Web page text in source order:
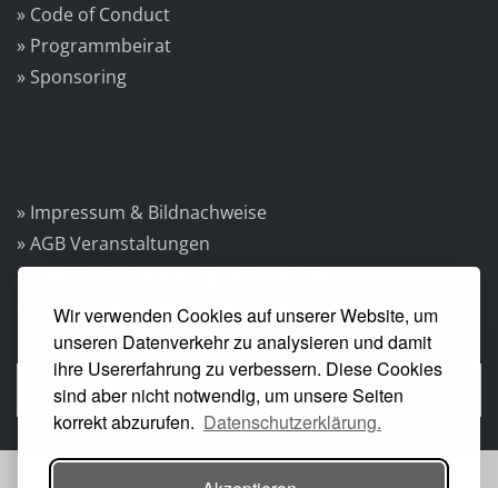
Wir verwenden Cookies auf unserer Website, um
unseren Datenverkehr zu analysieren und damit
ihre Usererfahrung zu verbessern. Diese Cookies
sind aber nicht notwendig, um unsere Seiten
korrekt abzurufen. Datenschutzerklärung.
» Code of Conduct
» Programmbeirat
» Sponsoring
» Impressum & Bildnachweise
» AGB Veranstaltungen
» Datenschutzerklärung Heise Medien
» Datenschutzerklärung Rheinwerk Verlag
» Cookie-Einstellungen ändern
» Vertrag widerrufen